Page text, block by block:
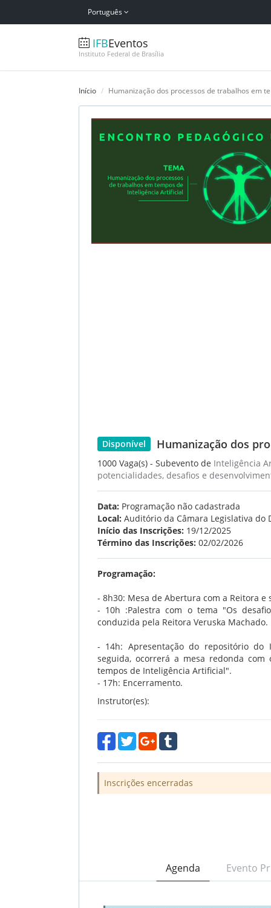
Português
IFBEventos
Instituto Federal de Brasília
Início Humanização dos processos de trabalhos em
Disponível Humanização dos
1000 Vaga(s) - Subevento de Inteligência
potencialidades, desafios e
Data: Programação não cadastrada
Local: Auditório da Câmara Legislativa do
Início das Inscrições: 19/12/2025
Término das Inscrições: 02/02/2026
Programação:
- 8h30: Mesa de Abertura com a Reitora
- 10h :Palestra com o tema "Os
conduzida pela Reitora Veruska Machado.
- 14h: Apresentação do repositório do
seguida, ocorrerá a mesa redonda com
tempos de Inteligência Artificial".
- 17h: Encerramento.
Instrutor(es):
Inscrições encerradas
Agenda Evento